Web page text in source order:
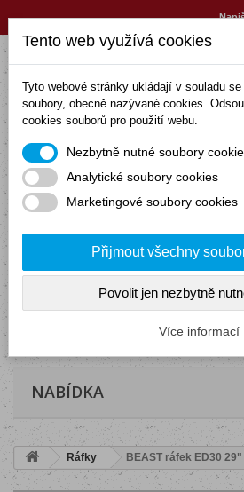
(prázdný)
NABÍDKA
Ráfky BEAST ráfek ED30 29"
Tento web využívá cookies
Tyto webové stránky ukládají v souladu
soubory, obecně nazývané cookies.
cookies souborů pro použití webu.
Nezbytně nutné soubory
Analytické soubory cookies
Marketingové soubory cookies
Přijmout všechny
Povolit jen nezbytně
Více informací